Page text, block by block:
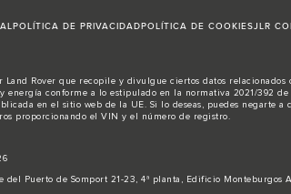
POLÍTICA DE PRIVACIDADPOLÍTICA DE COOKIESJLR
Land Rover que recopile y divulgue ciertos datos
energía conforme a lo estipulado en la normativa 2021/392
en el sitio web de la UE . Si lo deseas, puedes negarte
proporcionando el VIN y el número de registro.
del Puerto de Somport 21-23, 4ª planta, Edificio Monteburgos